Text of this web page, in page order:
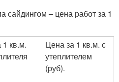
сайдингом – цена работ за 1
1 кв.м.
Цена за 1 кв.м. с
утеплителем
(руб).